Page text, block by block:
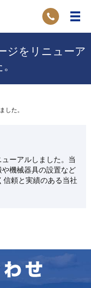
ジをリニューア
した。
ーアルしました。当
機械器具の設置など
信頼と実績のある当社